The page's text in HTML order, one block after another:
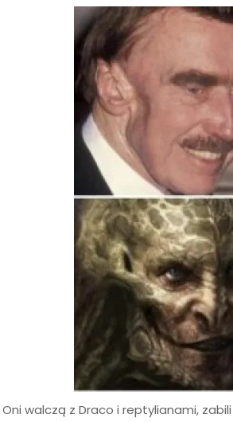
walczą z Draco i reptylianami,